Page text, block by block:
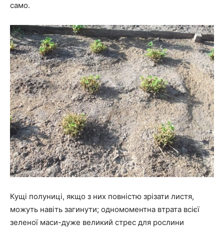
само.
Кущі полуниці, якщо з них повністю зрізати листя,
можуть навіть загинути; одномоментна втрата всієї
зеленої маси-дуже великий стрес для рослини